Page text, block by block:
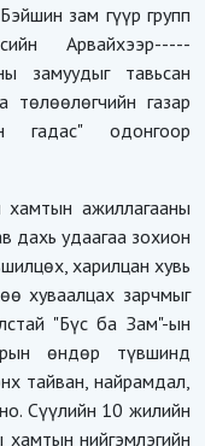
зам гүүр групп
Арвайхээр-----
замуудыг тавьсан
төлөөлөгчийн газар
гадас" одонгоор
ажиллагааны
дахь удаагаа зохион
харилцан хувь
хуваалцах зарчмыг
"Бүс ба Зам"-ын
өндөр түвшинд
тайван, найрамдал,
Сүүлийн 10 жилийн
нийгэмлэгийн